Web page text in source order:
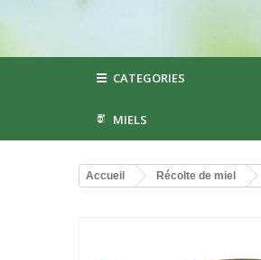
CATEGORIES
MIELS
Accueil Récolte de miel